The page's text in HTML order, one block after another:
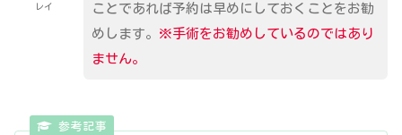
レイ
ことであれば予約は早めにしておくことをお勧
めします。 ※手術をお勧めしているのではあり
ません。